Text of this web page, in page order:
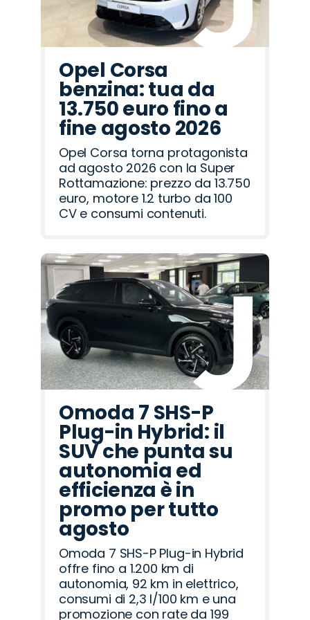
Opel Corsa
benzina: tua da
13.750 euro fino a
fine agosto 2026
Opel Corsa torna protagonista
ad agosto 2026 con la Super
Rottamazione: prezzo da 13.750
euro, motore 1.2 turbo da 100
CV e consumi contenuti.
Omoda 7 SHS-P
Plug-in Hybrid: il
SUV che punta su
autonomia ed
efficienza è in
promo per tutto
agosto
Omoda 7 SHS-P Plug-in Hybrid
offre fino a 1.200 km di
autonomia, 92 km in elettrico,
consumi di 2,3 l/100 km e una
promozione con rate da 199